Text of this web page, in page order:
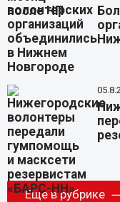
Еще в рубрике